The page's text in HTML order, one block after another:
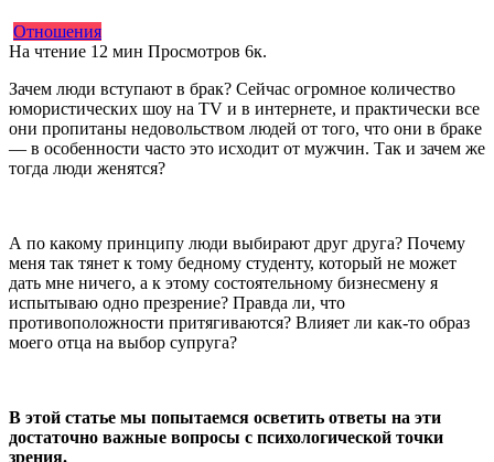
Отношения
На чтение 12 мин Просмотров 6к.
Зачем люди вступают в брак? Сейчас огромное количество
юмористических шоу на TV и в интернете, и практически все
они пропитаны недовольством людей от того, что они в браке
— в особенности часто это исходит от мужчин. Так и зачем же
тогда люди женятся?
А по какому принципу люди выбирают друг друга? Почему
меня так тянет к тому бедному студенту, который не может
дать мне ничего, а к этому состоятельному бизнесмену я
испытываю одно презрение? Правда ли, что
противоположности притягиваются? Влияет ли как-то образ
моего отца на выбор супруга?
В этой статье мы попытаемся осветить ответы на эти
достаточно важные вопросы с психологической точки
зрения.